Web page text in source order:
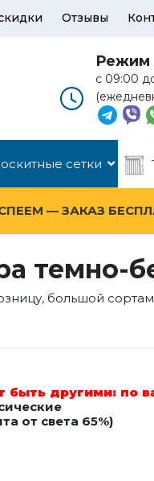
Отзывы
Режим
с 09:00
сетки
— ЗАКАЗ
темно-
большой
быть другими: по
от света 65%)